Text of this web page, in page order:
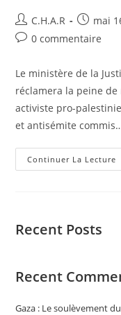
C.H.A.R mai
0 commentaire
Le ministère de la
réclamera la peine de
activiste pro-
et antisémite
Continuer La Lecture
Recent Posts
Recent
Gaza : Le soulèvement